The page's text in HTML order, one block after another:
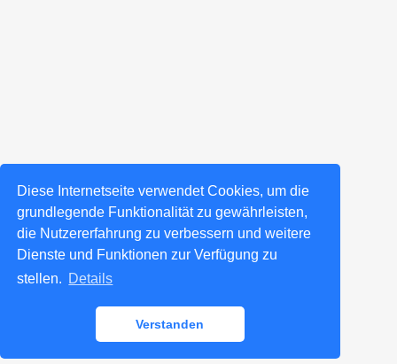
Diese Internetseite verwendet Cookies, um die
grundlegende Funktionalität zu gewährleisten,
die Nutzererfahrung zu verbessern und weitere
Dienste und Funktionen zur Verfügung zu
stellen. Details
Verstanden